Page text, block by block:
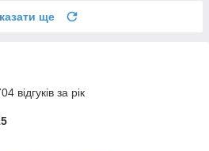
ще
відгуків за рік